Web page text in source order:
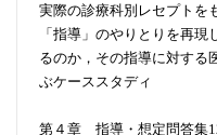
実際の診療科別レセプトを
「指導」のやりとりを再
るのか，その指導に対す
ぶケーススタディ
第４章 指導・想定問答集